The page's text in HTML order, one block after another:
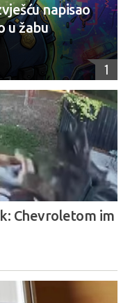
napisao
u žabu
1
Chevroletom im